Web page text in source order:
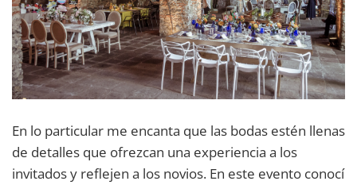
En lo particular me encanta que las bodas estén llenas
de detalles que ofrezcan una experiencia a los
invitados y reflejen a los novios. En este evento conocí